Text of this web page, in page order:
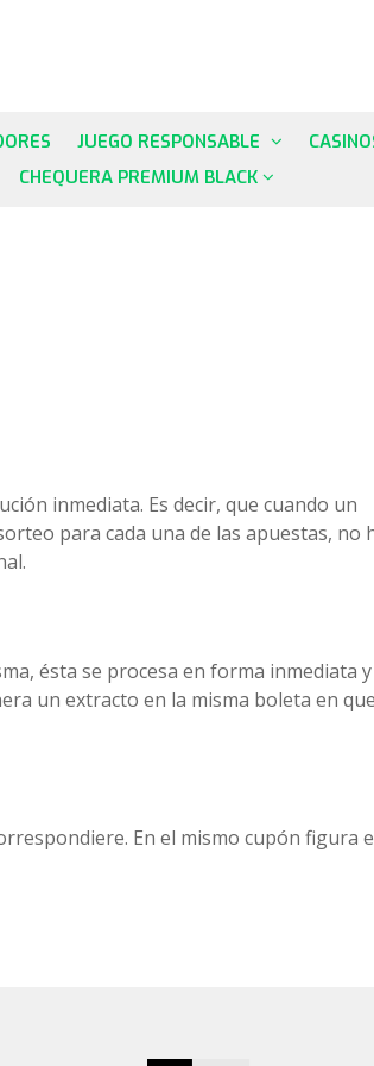
JUEGO RESPONSABLE
CHEQUERA PREMIUM BLACK
inmediata. Es decir, que cuando un
para cada una de las apuestas, no
ésta se procesa en forma inmediata y
un extracto en la misma boleta en
En el mismo cupón figura